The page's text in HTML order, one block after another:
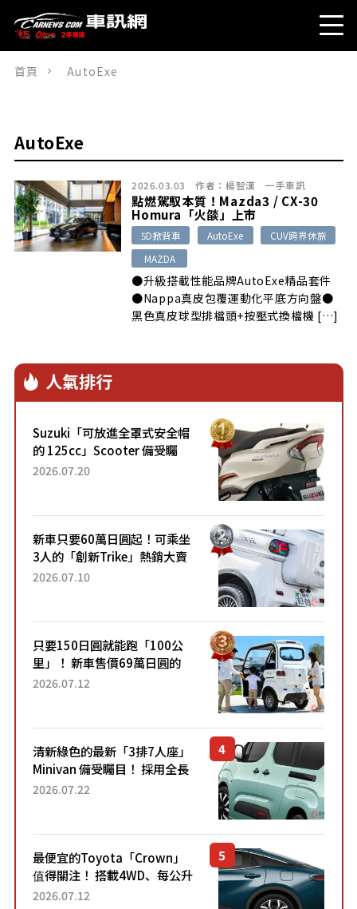
首頁 AutoExe
AutoExe
2026.03.03 作者： 楊智漢 一手車訊
點燃駕馭本質！Mazda3 / CX-30
Homura「火燄」上市
5D掀背車 AutoExe
CUV跨界休旅
MAZDA
●升級搭載性能品牌AutoExe精品套件
●Nappa真皮包覆運動化平底方向盤●
黑色真皮球型排檔頭+按壓式換檔機 […]
人氣排行
Suzuki「可放進全罩式安全帽
的 125cc」Scooter 備受矚
目！採用全新流線設計與各項
2026.07.20
新車只要60萬日圓起！可乘坐
3人的「創新Trike」熱銷大賣
成為人氣車款！「養車成本真
2026.07.10
只要150日圓就能跑「100公
里」！ 新車售價69萬日圓的
「3人座」Trike大受歡迎！ 順
2026.07.12
清新綠色的最新「3排7人座」
Minivan 備受矚目！ 採用全長
4.7公尺剛剛好的車身尺寸與
2026.07.22
最便宜的Toyota「Crown」
值得關注！ 搭載4WD、每公升
22.4公里低油耗表現超亮眼！
2026.07.12